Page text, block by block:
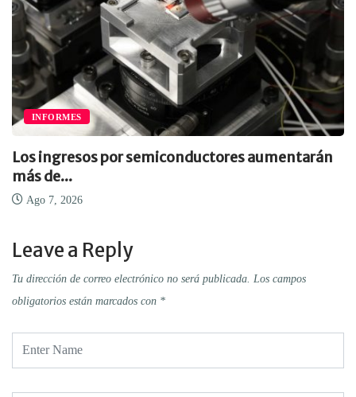
INFORMES
Los ingresos por semiconductores aumentarán
más de...
Ago 7, 2026
Leave a Reply
Tu dirección de correo electrónico no será publicada. Los campos
obligatorios están marcados con *